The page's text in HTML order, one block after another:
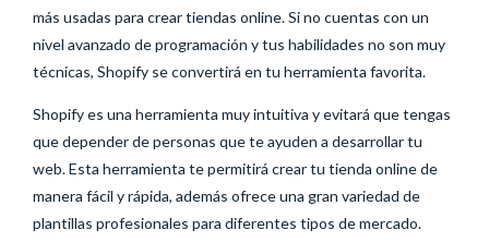
más usadas para crear tiendas online. Si no cuentas con un
nivel avanzado de programación y tus habilidades no son muy
técnicas, Shopify se convertirá en tu herramienta favorita.
Shopify es una herramienta muy intuitiva y evitará que tengas
que depender de personas que te ayuden a desarrollar tu
web. Esta herramienta te permitirá crear tu tienda online de
manera fácil y rápida, además ofrece una gran variedad de
plantillas profesionales para diferentes tipos de mercado.